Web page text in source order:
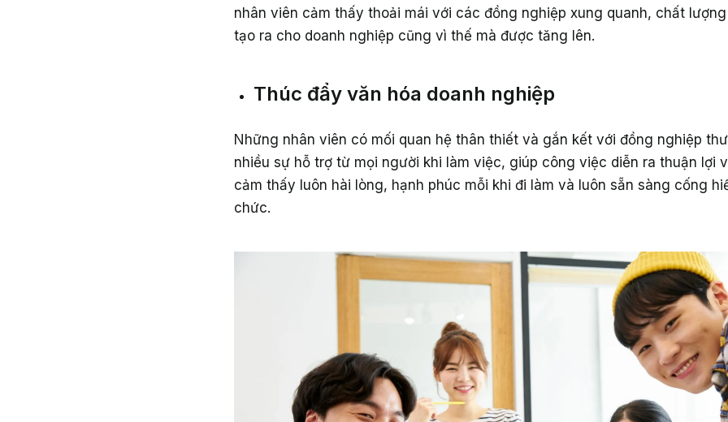
nhân viên cảm thấy thoải mái với các đồng nghiệp xung quanh, chất
tạo ra cho doanh nghiệp cũng vì thế mà được tăng lên.
Thúc đẩy văn hóa doanh nghiệp
Những nhân viên có mối quan hệ thân thiết và gắn kết với đồng nghiệp
nhiều sự hỗ trợ từ mọi người khi làm việc, giúp công việc diễn ra thuận lợi
cảm thấy luôn hài lòng, hạnh phúc mỗi khi đi làm và luôn sẵn sàng cống
chức.